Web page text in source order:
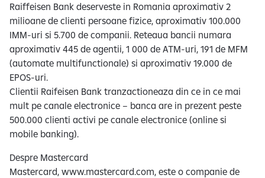
Raiffeisen Bank deserveste in Romania aproximativ 2
milioane de clienti persoane fizice, aproximativ 100.000
IMM-uri si 5.700 de companii. Reteaua bancii numara
aproximativ 445 de agentii, 1 000 de ATM-uri, 191 de MFM
(automate multifunctionale) si aproximativ 19.000 de
EPOS-uri.
Clientii Raifeisen Bank tranzactioneaza din ce in ce mai
mult pe canale electronice – banca are in prezent peste
500.000 clienti activi pe canale electronice (online si
mobile banking).
Despre Mastercard
Mastercard, www.mastercard.com, este o companie de